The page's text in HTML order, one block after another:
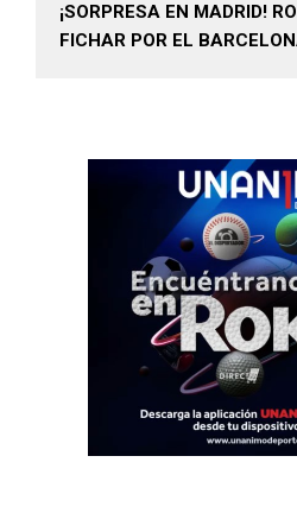
¡SORPRESA EN MADRID!
FICHAR POR EL